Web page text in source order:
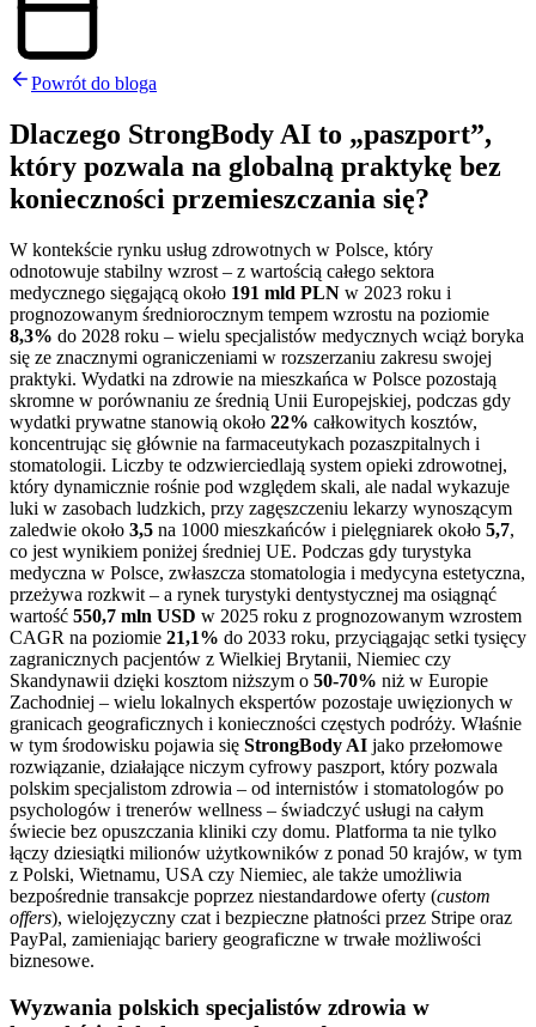
Powrót do bloga
Dlaczego StrongBody AI to „paszport”,
który pozwala na globalną praktykę bez
konieczności przemieszczania się?
W kontekście rynku usług zdrowotnych w Polsce, który
odnotowuje stabilny wzrost – z wartością całego sektora
medycznego sięgającą około 191 mld PLN w 2023 roku i
prognozowanym średniorocznym tempem wzrostu na poziomie
8,3% do 2028 roku – wielu specjalistów medycznych wciąż boryka
się ze znacznymi ograniczeniami w rozszerzaniu zakresu swojej
praktyki. Wydatki na zdrowie na mieszkańca w Polsce pozostają
skromne w porównaniu ze średnią Unii Europejskiej, podczas gdy
wydatki prywatne stanowią około 22% całkowitych kosztów,
koncentrując się głównie na farmaceutykach pozaszpitalnych i
stomatologii. Liczby te odzwierciedlają system opieki zdrowotnej,
który dynamicznie rośnie pod względem skali, ale nadal wykazuje
luki w zasobach ludzkich, przy zagęszczeniu lekarzy wynoszącym
zaledwie około 3,5 na 1000 mieszkańców i pielęgniarek około 5,7,
co jest wynikiem poniżej średniej UE. Podczas gdy turystyka
medyczna w Polsce, zwłaszcza stomatologia i medycyna estetyczna,
przeżywa rozkwit – a rynek turystyki dentystycznej ma osiągnąć
wartość 550,7 mln USD w 2025 roku z prognozowanym wzrostem
CAGR na poziomie 21,1% do 2033 roku, przyciągając setki tysięcy
zagranicznych pacjentów z Wielkiej Brytanii, Niemiec czy
Skandynawii dzięki kosztom niższym o 50-70% niż w Europie
Zachodniej – wielu lokalnych ekspertów pozostaje uwięzionych w
granicach geograficznych i konieczności częstych podróży. Właśnie
w tym środowisku pojawia się StrongBody AI jako przełomowe
rozwiązanie, działające niczym cyfrowy paszport, który pozwala
polskim specjalistom zdrowia – od internistów i stomatologów po
psychologów i trenerów wellness – świadczyć usługi na całym
świecie bez opuszczania kliniki czy domu. Platforma ta nie tylko
łączy dziesiątki milionów użytkowników z ponad 50 krajów, w tym
z Polski, Wietnamu, USA czy Niemiec, ale także umożliwia
bezpośrednie transakcje poprzez niestandardowe oferty (custom
offers), wielojęzyczny czat i bezpieczne płatności przez Stripe oraz
PayPal, zamieniając bariery geograficzne w trwałe możliwości
biznesowe.
Wyzwania polskich specjalistów zdrowia w